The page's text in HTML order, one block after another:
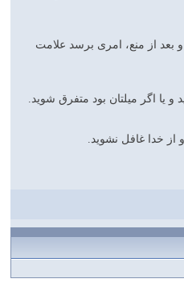
از منع، امری برسد علامت
یا اگر میلتان بود متفرق شوید.
از خدا غافل نشوید.